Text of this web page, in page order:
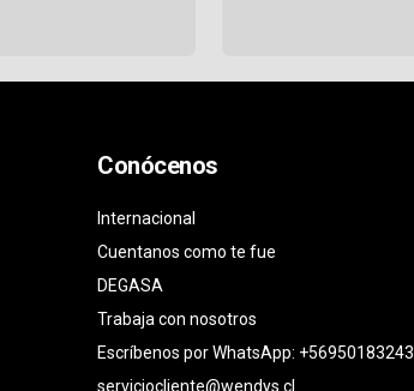
Conócenos
Internacional
Cuentanos como te fue
DEGASA
Trabaja con nosotros
Escríbenos por WhatsApp: +56950183243
serviciocliente@wendys.cl